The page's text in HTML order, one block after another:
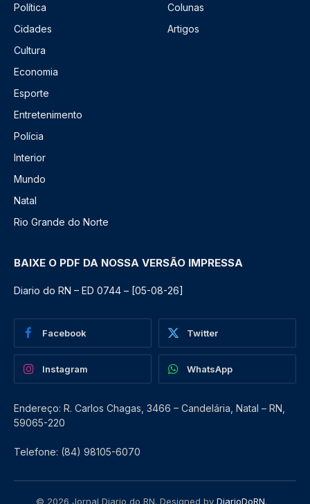
Política
Cidades
Cultura
Economia
Esporte
Entretenimento
Polícia
Interior
Mundo
Natal
Rio Grande do Norte
Colunas
Artigos
BAIXE O PDF DA NOSSA VERSÃO IMPRESSA
Diario do RN – ED 0744 – [05-08-26]
Facebook Twitter
Instagram WhatsApp
Endereço: R. Carlos Chagas, 3466 – Candelária, Natal – RN,
59065-220
Telefone: (84) 98105-6070
© 2026 Jornal Diario do RN. Designed by DiarioDoRN.